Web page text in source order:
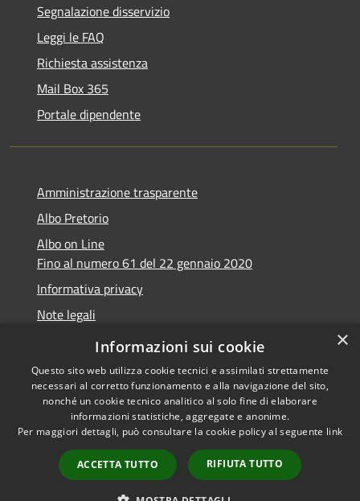
Segnalazione disservizio
Leggi le FAQ
Richiesta assistenza
Mail Box 365
Portale dipendente
Amministrazione trasparente
Albo Pretorio
Albo on Line
Fino al numero 61 del 22 gennaio 2020
Informativa privacy
Note legali
Dichiarazione di accessibilità
Accessibilità
Copyright © 2026 • Comune di
Marsciano • Powered by
Municipium•
Accesso
redazione
×
Informazioni sui cookie
Questo sito web utilizza cookie tecnici e assimilati strettamente
necessari al corretto funzionamento e alla navigazione del sito,
nonché un cookie tecnico analitico al solo fine di elaborare
informazioni statistiche, aggregate e anonime.
Per maggiori dettagli, può consultare la cookie policy al seguente link
ACCETTA TUTTO RIFIUTA TUTTO